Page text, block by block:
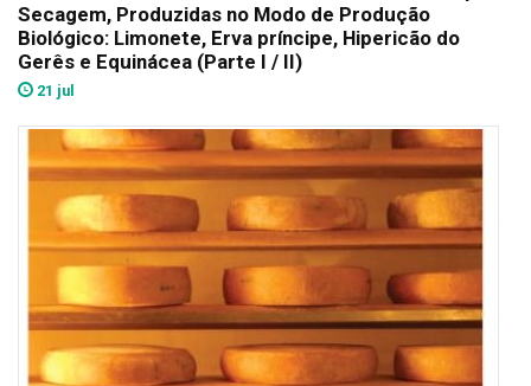
Secagem, Produzidas no Modo de Produção
Biológico: Limonete, Erva príncipe, Hipericão do
Gerês e Equinácea (Parte I / II)
21 jul